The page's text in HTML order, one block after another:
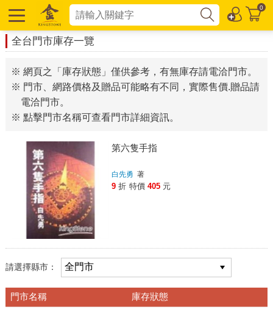
0
全台門市庫存一覽
※ 網頁之「庫存狀態」僅供參考，有無庫存請電洽門市。
※ 門市、網路價格及贈品可能略有不同，實際售價.贈品請
電洽門市。
※ 點擊門市名稱可查看門市詳細資訊。
第六隻手指
白先勇 著
9 折 特價 405 元
請選擇縣市：
門市名稱 庫存狀態